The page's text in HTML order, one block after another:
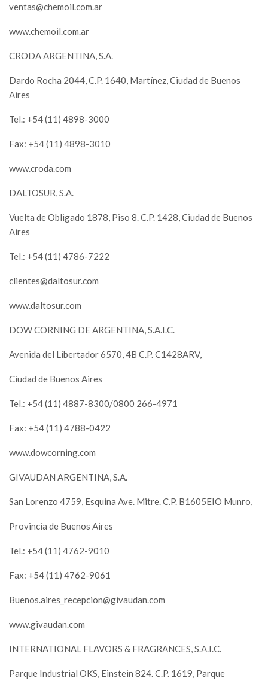
ventas@chemoil.com.ar
www.chemoil.com.ar
CRODA ARGENTINA, S.A.
Dardo Rocha 2044, C.P. 1640, Martínez, Ciudad de Buenos
Aires
Tel.: +54 (11) 4898-3000
Fax: +54 (11) 4898-3010
www.croda.com
DALTOSUR, S.A.
Vuelta de Obligado 1878, Piso 8. C.P. 1428, Ciudad de Buenos
Aires
Tel.: +54 (11) 4786-7222
clientes@daltosur.com
www.daltosur.com
DOW CORNING DE ARGENTINA, S.A.I.C.
Avenida del Libertador 6570, 4B C.P. C1428ARV,
Ciudad de Buenos Aires
Tel.: +54 (11) 4887-8300/0800 266-4971
Fax: +54 (11) 4788-0422
www.dowcorning.com
GIVAUDAN ARGENTINA, S.A.
San Lorenzo 4759, Esquina Ave. Mitre. C.P. B1605EIO Munro,
Provincia de Buenos Aires
Tel.: +54 (11) 4762-9010
Fax: +54 (11) 4762-9061
Buenos.aires_recepcion@givaudan.com
www.givaudan.com
INTERNATIONAL FLAVORS & FRAGRANCES, S.A.I.C.
Parque Industrial OKS, Einstein 824. C.P. 1619, Parque